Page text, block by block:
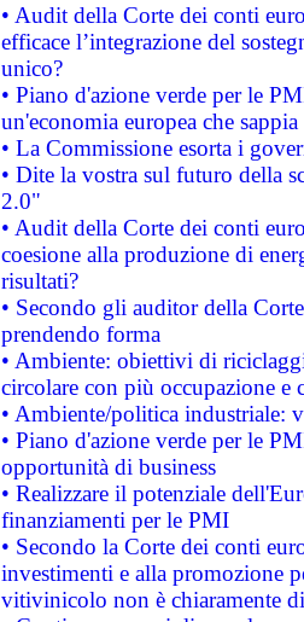
• Audit della Corte dei conti
efficace l’integrazione del
unico?
• Piano d'azione verde per le
un'economia europea che
• La Commissione esorta i
• Dite la vostra sul futuro della
2.0"
• Audit della Corte dei conti
coesione alla produzione di
risultati?
• Secondo gli auditor della
prendendo forma
• Ambiente: obiettivi di
circolare con più occupazione e
• Ambiente/politica industriale:
• Piano d'azione verde per le
opportunità di business
• Realizzare il potenziale
finanziamenti per le PMI
• Secondo la Corte dei conti
investimenti e alla promozione
vitivinicolo non è chiaramente